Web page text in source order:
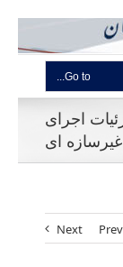
Go to...
اجرای
ای
Next